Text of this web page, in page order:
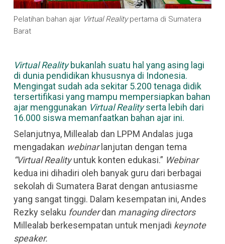
Pelatihan bahan ajar Virtual Realitypertama di Sumatera
Barat
Virtual Realitybukanlah suatu hal yang asing lagi
di dunia pendidikan khususnya di Indonesia.
Mengingat sudah ada sekitar 5.200 tenaga didik
tersertifikasi yang mampu mempersiapkan bahan
ajar menggunakan Virtual Realityserta lebih dari
16.000 siswa memanfaatkan bahan ajar ini.
Selanjutnya, Millealab dan LPPM Andalas juga
mengadakan webinarlanjutan dengan tema
“Virtual Realityuntuk konten edukasi.” Webinar
kedua ini dihadiri oleh banyak guru dari berbagai
sekolah di Sumatera Barat dengan antusiasme
yang sangat tinggi. Dalam kesempatan ini, Andes
Rezky selaku founderdan managing directors
Millealab berkesempatan untuk menjadi keynote
speaker.